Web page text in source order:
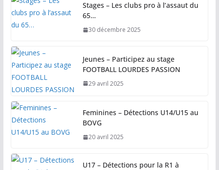
Stages – Les clubs pro à l’assaut du
65…
30 décembre 2025
Jeunes – Participez au stage
FOOTBALL LOURDES PASSION
29 avril 2025
Feminines – Détections U14/U15 au
BOVG
20 avril 2025
U17 – Détections pour la R1 à